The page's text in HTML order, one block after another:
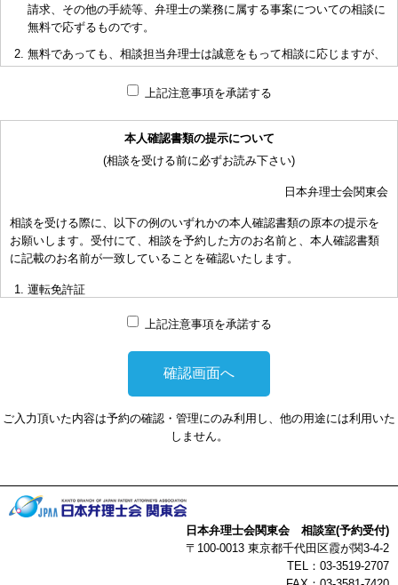
請求、その他の手続等、弁理士の業務に属する事案についての相談に
無料で応ずるものです。
無料であっても、相談担当弁理士は誠意をもって相談に応じますが、
もありますことを予めご了承下さい。
め、相談内容について、相談担当弁理士も当会も法的責任を負うもの
ではないことを予めご了承下さい。
お申し出により、相談担当弁理士に対して調査、出願等の相談事案を
依頼された場合には、通常の受任事件として有料となります。また、
その場合は、依頼者と弁理士個人との関係となり、当会は関与しませ
によって、また、特許事務所によって異なりますので、詳細は特許事
非対面型の相談はWEB会議システムを利用して実施します。WEB会
議システムを利用する事によって生じた不利益または損害に対して、
当会は、一切の責任を負い兼ねます。この点あらかじめご了承くださ
い。
上記注意事項を承諾する
本人確認書類の提示について
(相談を受ける前に必ずお読み下さい)
日本弁理士会関東会
相談を受ける際に、以下の例のいずれかの本人確認書類の原本の提示を
お願いします。受付にて、相談を予約した方のお名前と、本人確認書類
に記載のお名前が一致していることを確認いたします。
運転免許証
マイナンバーカード
本人確認書類を提示頂けない場合は、相談を受けることができません。
上記注意事項を承諾する
ご入力頂いた内容は予約の確認・管理にのみ利用し、他の用途には利用いた
しません。
日本弁理士会関東会 相談室(予約受付)
〒100-0013 東京都千代田区霞が関3-4-2
TEL：03-3519-2707